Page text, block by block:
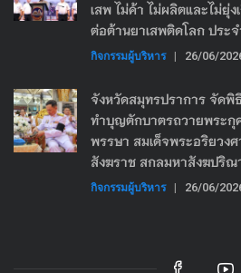
เสพ ไม่ค้า ไม่ผลิตและไม่ยุ่
ต่อต้านยาเสพติดโลก ประ
กิจกรรมผู้บริหาร | 26/06/
จังหวัดสมุทรปราการ จัด
ทำบุญตักบาตรถวายพระกุ
พรรษา สมเด็จพระอริยวง
สังฆราช สกลมหาสังฆปริ
กิจกรรมผู้บริหาร | 26/06/